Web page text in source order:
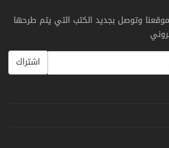
لموقعنا وتوصل بجديد الكتب التي يتم طرحها
اشتراك